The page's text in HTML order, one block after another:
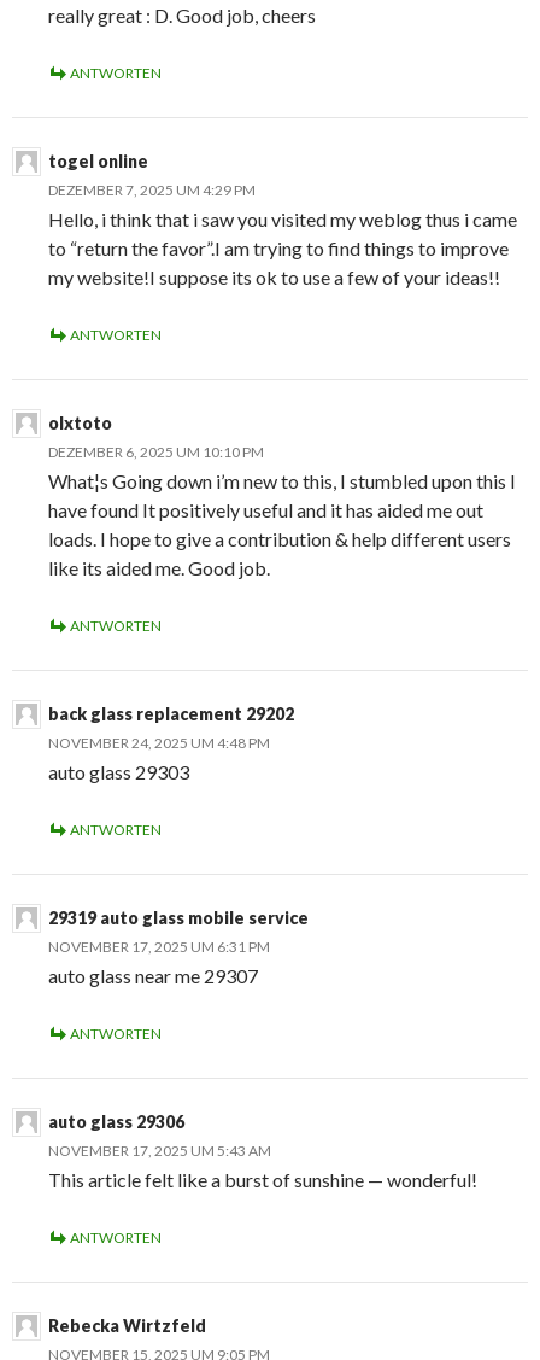
really great : D. Good job, cheers
ANTWORTEN
togel online
DEZEMBER 7, 2025 UM 4:29 PM
Hello, i think that i saw you visited my weblog thus i came
to “return the favor”.I am trying to find things to improve
my website!I suppose its ok to use a few of your ideas!!
ANTWORTEN
olxtoto
DEZEMBER 6, 2025 UM 10:10 PM
What¦s Going down i’m new to this, I stumbled upon this I
have found It positively useful and it has aided me out
loads. I hope to give a contribution & help different users
like its aided me. Good job.
ANTWORTEN
back glass replacement 29202
NOVEMBER 24, 2025 UM 4:48 PM
auto glass 29303
ANTWORTEN
29319 auto glass mobile service
NOVEMBER 17, 2025 UM 6:31 PM
auto glass near me 29307
ANTWORTEN
auto glass 29306
NOVEMBER 17, 2025 UM 5:43 AM
This article felt like a burst of sunshine — wonderful!
ANTWORTEN
Rebecka Wirtzfeld
NOVEMBER 15, 2025 UM 9:05 PM